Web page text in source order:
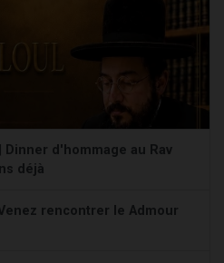
Dinner d'hommage au Rav
déjà
rencontrer le Admour